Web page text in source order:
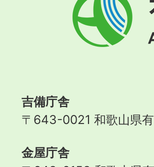
田
川
町
吉備庁舎
〒643-0021 和歌山県
金屋庁舎